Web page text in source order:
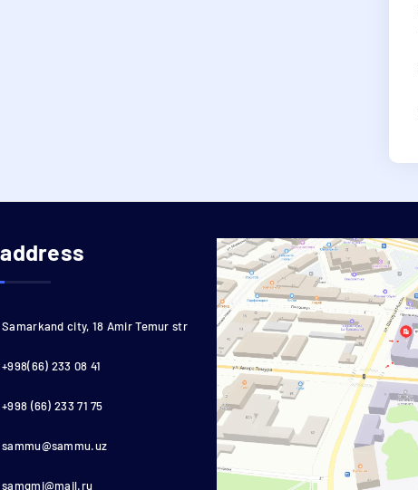
Samarkand city, 18 Amir Temur str
+998(66) 233 08 41
+998 (66) 233 71 75
sammu@sammu.uz
samgmi@mail.ru